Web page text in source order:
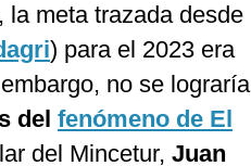
la meta trazada desde
) para el 2023 era
no se lograría
del fenómeno de El
del Mincetur, Juan